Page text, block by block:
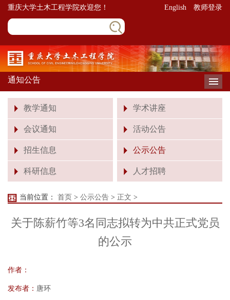
重庆大学土木工程学院欢迎您！ English 教师登录
通知公告
教学通知 学术讲座
会议通知 活动公告
招生信息 公示公告
科研信息 人才招聘
当前位置： 首页 > 公示公告 > 正文 >
关于陈薪竹等3名同志拟转为中共正式党员
的公示
作者：
发布者： 唐环